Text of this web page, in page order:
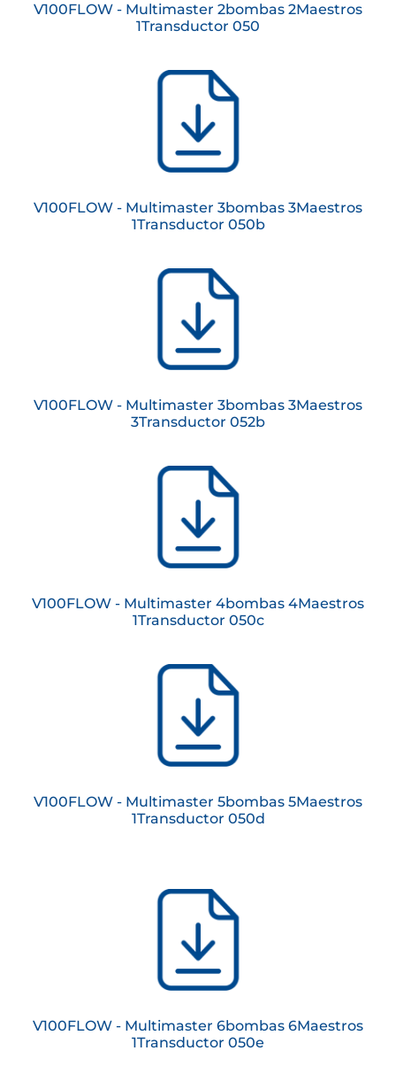
V100FLOW - Multimaster 2bombas 2Maestros
1Transductor 050
V100FLOW - Multimaster 3bombas 3Maestros
1Transductor 050b
V100FLOW - Multimaster 3bombas 3Maestros
3Transductor 052b
V100FLOW - Multimaster 4bombas 4Maestros
1Transductor 050c
V100FLOW - Multimaster 5bombas 5Maestros
1Transductor 050d
V100FLOW - Multimaster 6bombas 6Maestros
1Transductor 050e